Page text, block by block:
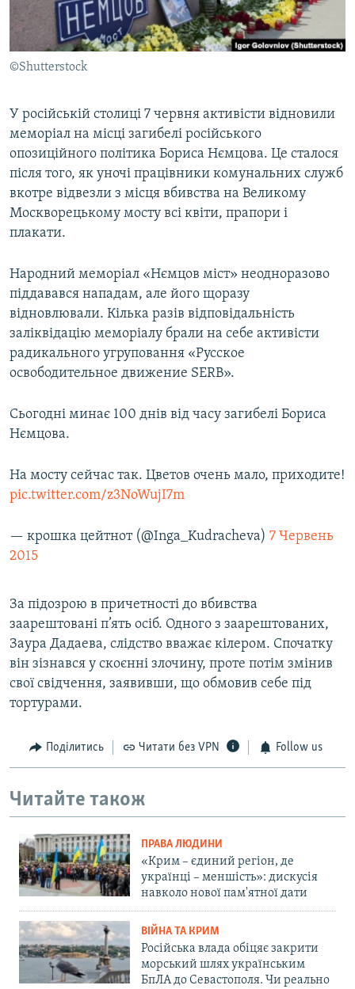
ВІДЕОУРОКИ «ELIFBE»
СВІДЧЕННЯ ОКУПАЦІЇ
УКРАЇНСЬКА ПРОБЛЕМА КРИМУ
Русский
Qırımtatar
Усі сайти RFE/RL
©Shutterstock
У російській столиці 7 червня активісти відновили
меморіал на місці загибелі російського
опозиційного політика Бориса Нємцова. Це сталося
після того, як уночі працівники комунальних служб
вкотре відвезли з місця вбивства на Великому
Москворецькому мосту всі квіти, прапори і
плакати.
Народний меморіал «Нємцов міст» неодноразово
піддавався нападам, але його щоразу
відновлювали. Кілька разів відповідальність
заліквідацію меморіалу брали на себе активісти
радикального угруповання «Русское
освободительное движение SERB».
Сьогодні минає 100 днів від часу загибелі Бориса
Нємцова.
На мосту сейчас так. Цветов очень мало, приходите!
pic.twitter.com/z3NoWujI7m
— крошка цейтнот (@Inga_Kudracheva) 7 Червень
2015
За підозрою в причетності до вбивства
заарештовані п’ять осіб. Одного з заарештованих,
Заура Дадаева, слідство вважає кілером. Спочатку
він зізнався у скоєнні злочину, проте потім змінив
свої свідчення, заявивши, що обмовив себе під
тортурами.
Поділитись Читати без VPN Follow us
Читайте також
ПРАВА ЛЮДИНИ
«Крим – єдиний регіон, де
українці – меншість»: дискусія
навколо нової пам'ятної дати
ВІЙНА ТА КРИМ
Російська влада обіцяє закрити
морський шлях українським
БпЛА до Севастополя. Чи реально